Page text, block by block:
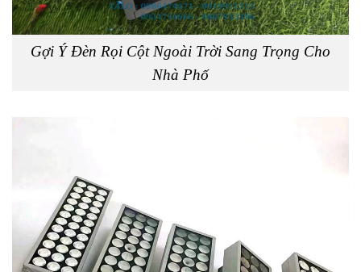
Gợi Ý Đèn Rọi Cột Ngoài Trời Sang Trọng Cho
Nhà Phố